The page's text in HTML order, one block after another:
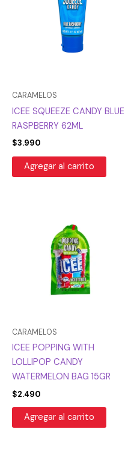
CARAMELOS
ICEE SQUEEZE CANDY BLUE
RASPBERRY 62ML
$3.990
Agregar al carrito
CARAMELOS
ICEE POPPING WITH
LOLLIPOP CANDY
WATERMELON BAG 15GR
$2.490
Agregar al carrito